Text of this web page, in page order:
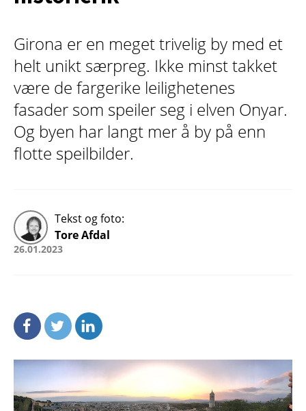
Girona er en meget trivelig by med et
helt unikt særpreg. Ikke minst takket
være de fargerike leilighetenes
fasader som speiler seg i elven Onyar.
Og byen har langt mer å by på enn
flotte speilbilder.
Tekst og foto:
Tore Afdal
26.01.2023